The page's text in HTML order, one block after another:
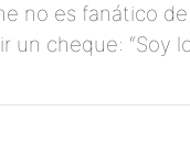
no es fanático
un cheque: “Soy